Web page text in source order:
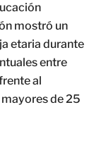
mostró un
etaria durante
entre
al
de 25